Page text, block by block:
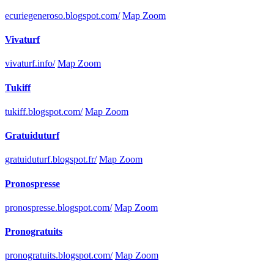
ecuriegeneroso.blogspot.com/ Map Zoom
Vivaturf
vivaturf.info/ Map Zoom
Tukiff
tukiff.blogspot.com/ Map Zoom
Gratuiduturf
gratuiduturf.blogspot.fr/ Map Zoom
Pronospresse
pronospresse.blogspot.com/ Map Zoom
Pronogratuits
pronogratuits.blogspot.com/ Map Zoom